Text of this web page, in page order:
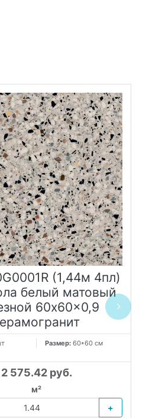
(1,44м 4пл)
белый матовый
60x60x0,9
Размер: 60*60 см
2 575.42 руб.
м²
+